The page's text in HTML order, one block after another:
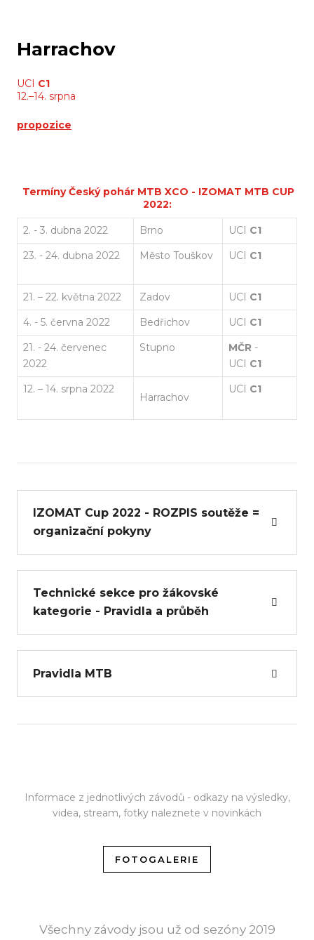
Harrachov
UCI C1
12.–14. srpna
propozice
Termíny Český pohár MTB XCO - IZOMAT MTB CUP
2022:
2. - 3. dubna 2022 Brno UCI C1
23. - 24. dubna 2022
Město Touškov UCI C1
21. – 22. května 2022 Zadov UCI C1
4. - 5. června 2022
Bedřichov UCI C1
21. - 24. červenec
2022
Stupno MČR -
UCI C1
12. – 14. srpna 2022
Harrachov
UCI C1
IZOMAT Cup 2022 - ROZPIS soutěže =
organizační pokyny
Technické sekce pro žákovské
kategorie - Pravidla a průběh
Pravidla MTB
Informace z jednotlivých závodů - odkazy na výsledky,
videa, stream, fotky naleznete v novinkách
FOTOGALERIE
Všechny závody jsou už od sezóny 2019